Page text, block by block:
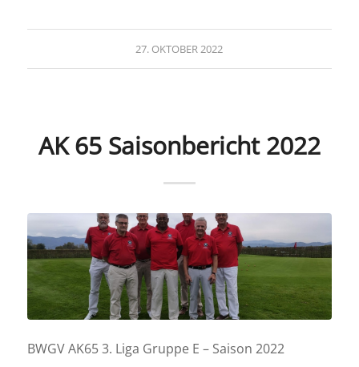
27. OKTOBER 2022
AK 65 Saisonbericht 2022
BWGV AK65 3. Liga Gruppe E – Saison 2022